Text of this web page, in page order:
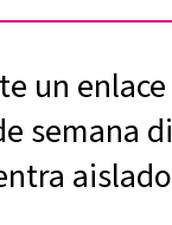
un
semana